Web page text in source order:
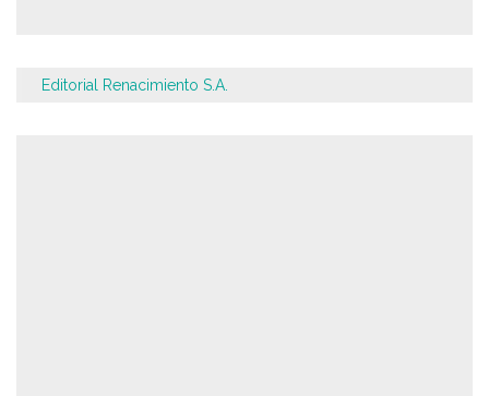
Editorial Renacimiento S.A.